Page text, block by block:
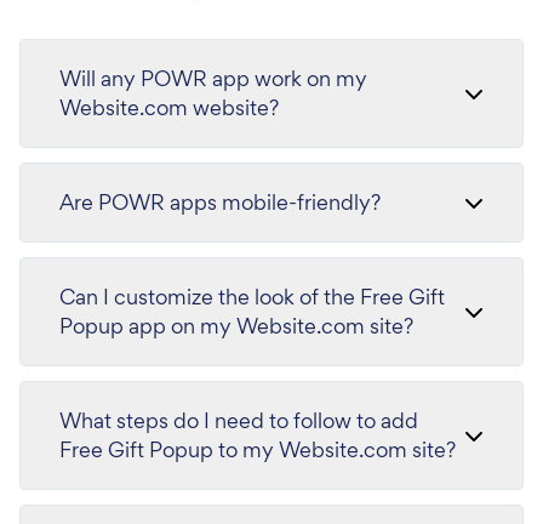
Will any POWR app work on my
Website.com website?
Are POWR apps mobile-friendly?
Can I customize the look of the Free Gift
Popup app on my Website.com site?
What steps do I need to follow to add
Free Gift Popup to my Website.com site?